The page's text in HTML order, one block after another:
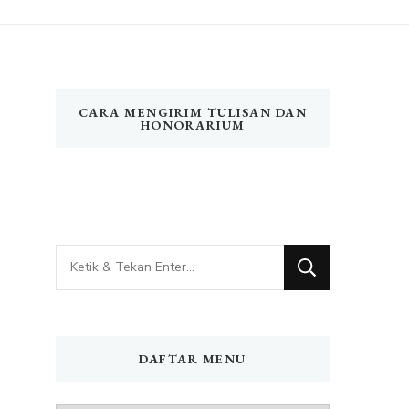
CARA MENGIRIM TULISAN DAN
HONORARIUM
Mencari
Sesuatu?
DAFTAR MENU